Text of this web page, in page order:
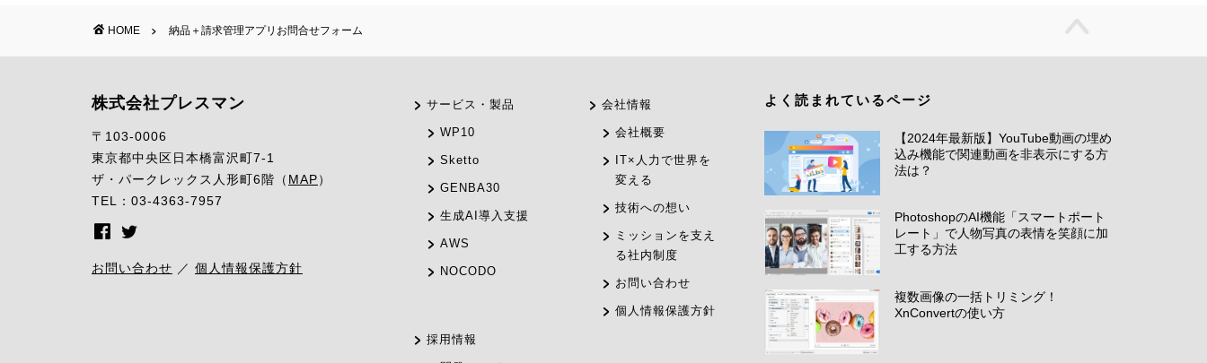
HOME 納品＋請求管理アプリお問合せフォーム
株式会社プレスマン
〒103-0006
東京都中央区日本橋富沢町7-1
ザ・パークレックス人形町6階（ MAP ）
TEL：03-4363-7957
お問い合わせ ／ 個人情報保護方針
サービス・製品
WP10
Sketto
GENBA30
生成AI導入支援
AWS
NOCODO
採用情報
会社情報
会社概要
IT×人力で世界を
変える
技術への想い
ミッションを支え
る社内制度
お問い合わせ
個人情報保護方針
よく読まれているページ
【2024年最新版】YouTube動画の埋め
込み機能で関連動画を非表示にする方
法は？
PhotoshopのAI機能「スマートポート
レート」で人物写真の表情を笑顔に加
工する方法
複数画像の一括トリミング！
XnConvertの使い方